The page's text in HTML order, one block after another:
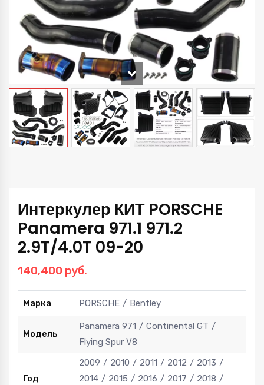
Интеркулер КИТ PORSCHE
Panamera 971.1 971.2
2.9T/4.0T 09-20
140,400 руб.
Марка PORSCHE Bentley
Модель
Panamera 971
Continental GT
Flying Spur V8
Год
2009 2010 2011 2012
2013
2014
2015 2016 2017
2018